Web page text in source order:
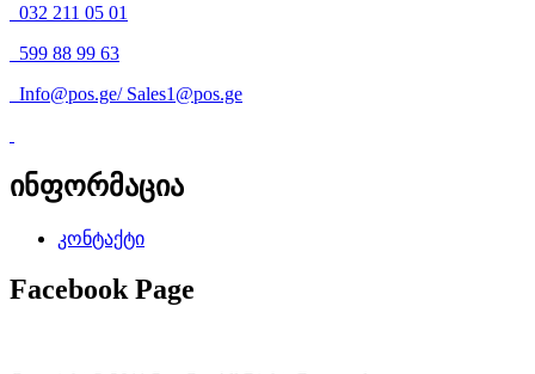
032 211 05 01
599 88 99 63
Info@pos.ge/ Sales1@pos.ge
ინფორმაცია
კონტაქტი
Facebook Page